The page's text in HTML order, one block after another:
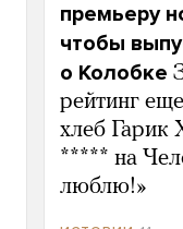
премьеру
чтобы
о Колобке
рейтинг
хлеб Гарик
***** на
люблю!»